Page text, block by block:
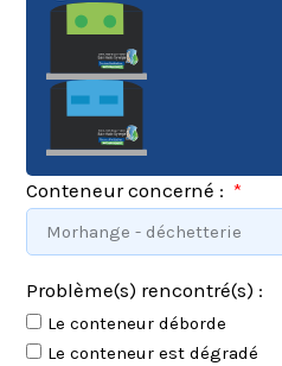
Conteneur concerné :
Problème(s) rencontré(s) :
Le conteneur déborde
Le conteneur est dégradé